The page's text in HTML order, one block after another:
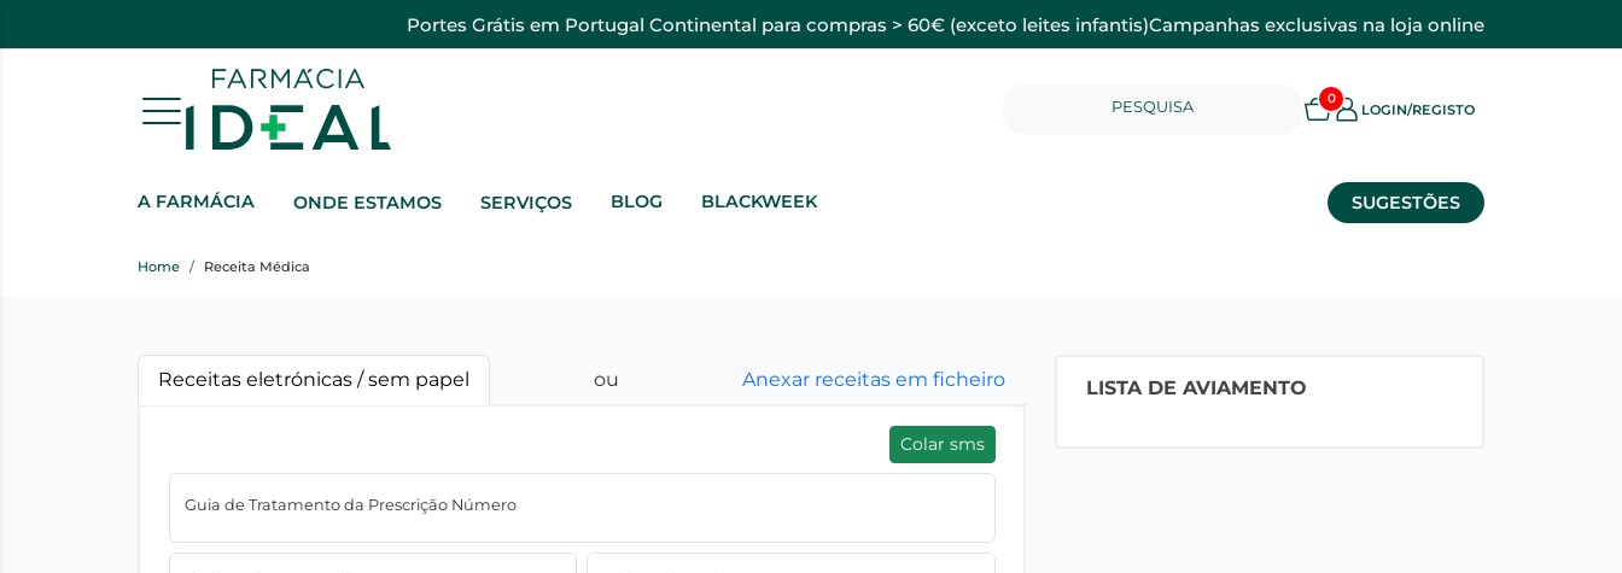
Portes Grátis em Portugal Continental para compras > 60€ (exceto leites infantis)Campanhas exclusivas na loja online
PESQUISA 0
LOGIN/REGISTO
A FARMÁCIA ONDE ESTAMOS SERVIÇOS BLOG BLACKWEEK SUGESTÕES
Home Receita Médica
Receitas eletrónicas / sem papel ou Anexar receitas em ficheiro
Colar sms
Guia de Tratamento da Prescrição Número
LISTA DE AVIAMENTO